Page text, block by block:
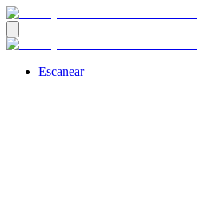
Escanear